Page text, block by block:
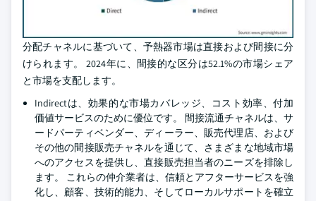
分配チャネルに基づいて、予熱器市場は直接および間接に分
けられます。 2024年に、間接的な区分は52.1%の市場シェア
と市場を支配します。
Indirectは、効果的な市場カバレッジ、コスト効率、付加
価値サービスのために優位です。 間接流通チャネルは、サ
ードパーティベンダー、ディーラー、販売代理店、および
その他の間接販売チャネルを通じて、さまざまな地域市場
へのアクセスを提供し、直接販売担当者のニーズを排除し
ます。 これらの仲介業者は、信頼とアフターサービスを強
化し、顧客、技術的能力、そしてローカルサポートを確立